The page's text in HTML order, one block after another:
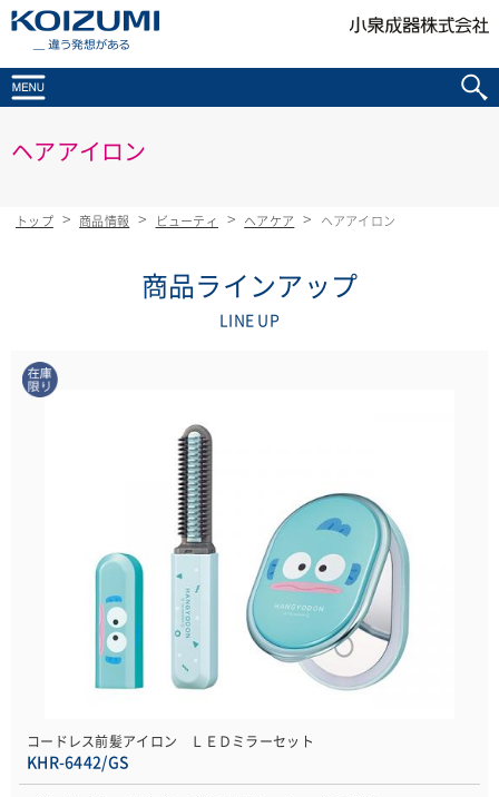
ヘアアイロン
トップ 商品情報 ビューティ ヘアケア ヘアアイロン
商品ラインアップ
LINE UP
コードレス前髪アイロン ＬＥＤミラーセット
KHR-6442/GS